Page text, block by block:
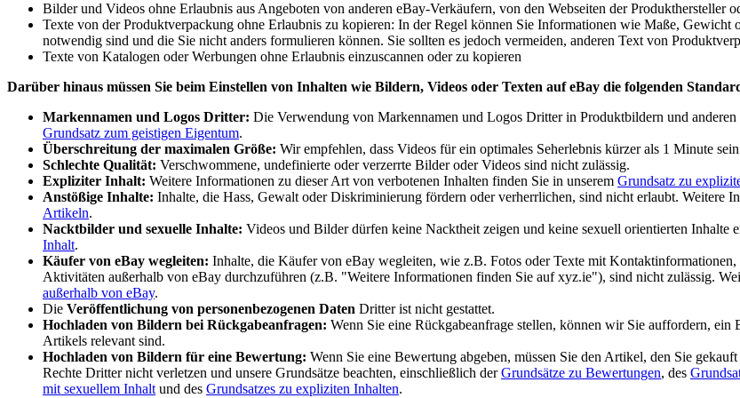
Bilder und Videos ohne Erlaubnis aus Angeboten von anderen eBay-Verkäufern, von den Webseiten der Produkthersteller
Texte von der Produktverpackung ohne Erlaubnis zu kopieren: In der Regel können Sie Informationen wie Maße,
notwendig sind und die Sie nicht anders formulieren können. Sie sollten es jedoch vermeiden, anderen Text von
Texte von Katalogen oder Werbungen ohne Erlaubnis einzuscannen oder zu kopieren
Darüber hinaus müssen Sie beim Einstellen von Inhalten wie Bildern, Videos oder Texten auf eBay die folgenden
Markennamen und Logos Dritter: Die Verwendung von Markennamen und Logos Dritter in Produktbildern und
Grundsatz zum geistigen Eigentum.
Überschreitung der maximalen Größe: Wir empfehlen, dass Videos für ein optimales Seherlebnis kürzer als 1 Minute
Schlechte Qualität: Verschwommene, undefinierte oder verzerrte Bilder oder Videos sind nicht zulässig.
Expliziter Inhalt: Weitere Informationen zu dieser Art von verbotenen Inhalten finden Sie in unserem Grundsatz zu
Anstößige Inhalte: Inhalte, die Hass, Gewalt oder Diskriminierung fördern oder verherrlichen, sind nicht erlaubt. Weitere
Artikeln.
Nacktbilder und sexuelle Inhalte: Videos und Bilder dürfen keine Nacktheit zeigen und keine sexuell orientierten Inhalte
Inhalt.
Käufer von eBay wegleiten: Inhalte, die Käufer von eBay wegleiten, wie z.B. Fotos oder Texte mit
Aktivitäten außerhalb von eBay durchzuführen (z.B. "Weitere Informationen finden Sie auf xyz.ie"), sind nicht zulässig.
außerhalb von eBay.
Die Veröffentlichung von personenbezogenen Daten Dritter ist nicht gestattet.
Hochladen von Bildern bei Rückgabeanfragen: Wenn Sie eine Rückgabeanfrage stellen, können wir Sie auffordern,
Artikels relevant sind.
Hochladen von Bildern für eine Bewertung: Wenn Sie eine Bewertung abgeben, müssen Sie den Artikel, den Sie
Rechte Dritter nicht verletzen und unsere Grundsätze beachten, einschließlich derGrundsätze zu Bewertungen, des
mit sexuellem Inhalt und des Grundsatzes zu expliziten Inhalten.